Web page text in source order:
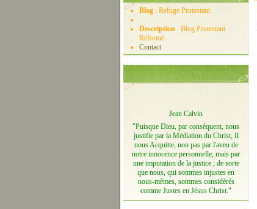
Blog : Refuge Protestant
Description : Blog Protestant
Réformé
Contact
Jean Calvin
"Puisque Dieu, par conséquent, nous
justifie par la Médiation du Christ, Il
nous Acquitte, non pas par l'aveu de
notre innocence personnelle, mais par
une imputation de la justice ; de sorte
que nous, qui sommes injustes en
nous-mêmes, sommes considérés
comme Justes en Jésus Christ."